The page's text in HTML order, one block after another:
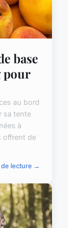
base
pour
au bord
sa tente
à
offrent de
de lecture →